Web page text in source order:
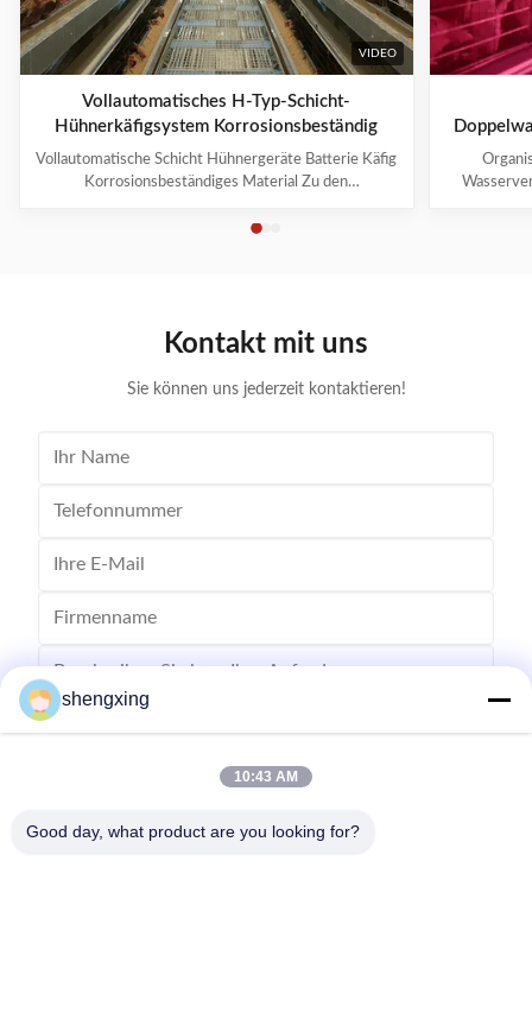
VIDEO
Vollautomatisches H-Typ-Schicht-
Hühnerkäfigsystem Korrosionsbeständig
Vollautomatische Schicht Hühnergeräte Batterie Käfig
Korrosionsbeständiges Material Zu den
Käfigrahmensystem 2. Trolley-Fütterungssystem 3.
Kontakt mit uns
Sie können uns jederzeit kontaktieren!
shengxing
10:43 AM
Good day, what product are you looking for?